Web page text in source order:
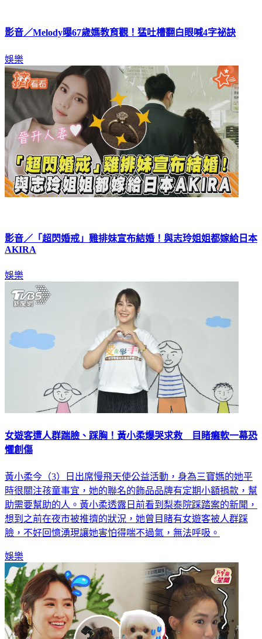
影音／Melody曝67歲媽教育觀！猛吐槽翻白眼喊4字祕訣
娛樂
影音／「超閃婚戒」雞排妹宣布結婚！與志玲姐姐都嫁給日本
AKIRA
娛樂
女遊客遭人群踹臉、踩胸！黃小柔爆哭求救 目睹癱軟一幕恐
懼創傷
黃小柔今（3）日出席慢飛天使公益活動，身為三寶媽的她平
時很關注孩童事宜，她的聯名的飾品品牌有定期小額捐款，幫
助需要幫助的人。黃小柔透露日前看到梨泰院踩踏案的新聞，
想到之前在夜市被推擠的狀況，她曾目睹有女遊客被人群踩
臉，不好回憶湧現讓她害怕得喘不過氣，無法呼吸。
娛樂